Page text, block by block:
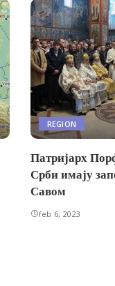
REGION
Патријарх
Срби имају
Савом
feb 6, 2023